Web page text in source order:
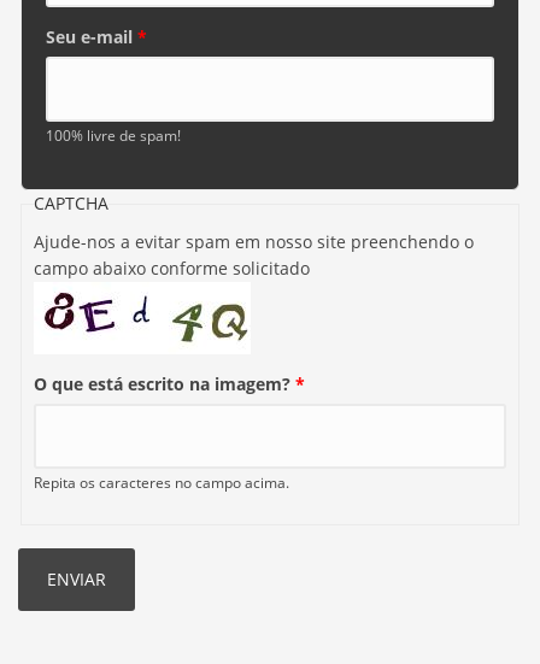
Seu e-mail *
100% livre de spam!
CAPTCHA
Ajude-nos a evitar spam em nosso site preenchendo o
campo abaixo conforme solicitado
O que está escrito na imagem? *
Repita os caracteres no campo acima.